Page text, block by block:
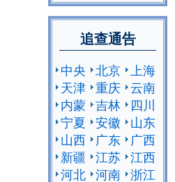
追查通告
中央 北京 上海
天津 重庆 云南
内蒙 吉林
四川
宁夏 安徽
山东
山西
广东
广西
新疆 江苏 江西
河北 河南 浙江